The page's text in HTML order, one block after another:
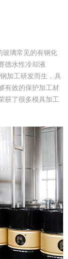
玻璃常见的有钢化
德水性冷却液
加工研发而生，具
有效的保护加工材
获了很多模具加工